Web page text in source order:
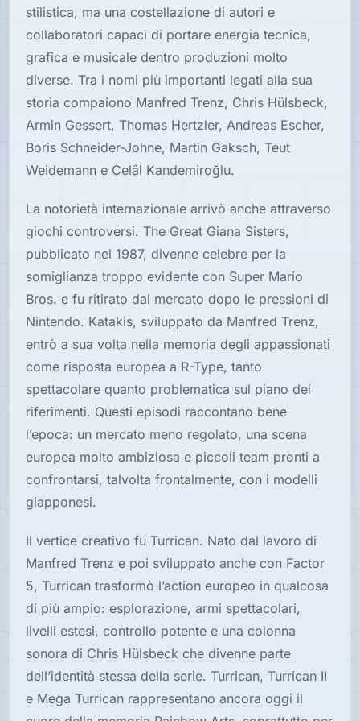
stilistica, ma una costellazione di autori e
collaboratori capaci di portare energia tecnica,
grafica e musicale dentro produzioni molto
diverse. Tra i nomi più importanti legati alla sua
storia compaiono Manfred Trenz, Chris Hülsbeck,
Armin Gessert, Thomas Hertzler, Andreas Escher,
Boris Schneider-Johne, Martin Gaksch, Teut
Weidemann e Celâl Kandemiroğlu.
La notorietà internazionale arrivò anche attraverso
giochi controversi. The Great Giana Sisters,
pubblicato nel 1987, divenne celebre per la
somiglianza troppo evidente con Super Mario
Bros. e fu ritirato dal mercato dopo le pressioni di
Nintendo. Katakis, sviluppato da Manfred Trenz,
entrò a sua volta nella memoria degli appassionati
come risposta europea a R-Type, tanto
spettacolare quanto problematica sul piano dei
riferimenti. Questi episodi raccontano bene
l’epoca: un mercato meno regolato, una scena
europea molto ambiziosa e piccoli team pronti a
confrontarsi, talvolta frontalmente, con i modelli
giapponesi.
Il vertice creativo fu Turrican. Nato dal lavoro di
Manfred Trenz e poi sviluppato anche con Factor
5, Turrican trasformò l’action europeo in qualcosa
di più ampio: esplorazione, armi spettacolari,
livelli estesi, controllo potente e una colonna
sonora di Chris Hülsbeck che divenne parte
dell’identità stessa della serie. Turrican, Turrican II
e Mega Turrican rappresentano ancora oggi il